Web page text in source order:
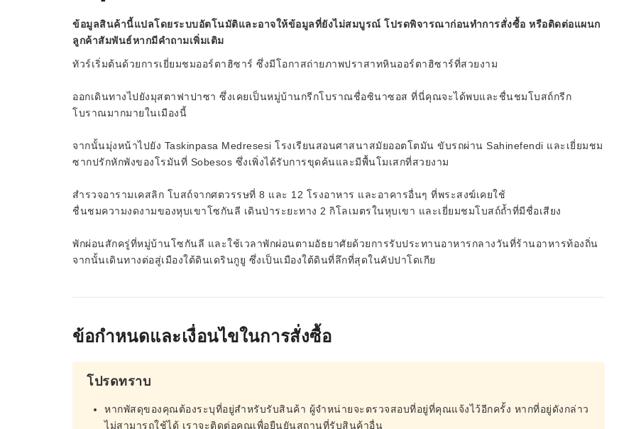
ข้อมูลสินค้านี้แปลโดยระบบอัตโนมัติและอาจให้ข้อมูลที่ยังไม่สมบูรณ์ โปรดพิจารณาก่อนทำการสั่งซื้อ หรือติดต่อแผนก
ลูกค้าสัมพันธ์หากมีคำถามเพิ่มเติม
ทัวร์เริ่มต้นด้วยการเยี่ยมชมออร์ตาฮิซาร์ ซึ่งมีโอกาสถ่ายภาพปราสาทหินออร์ตาฮิซาร์ที่สวยงาม
ออกเดินทางไปยังมุสตาฟาปาซา ซึ่งเคยเป็นหมู่บ้านกรีกโบราณชื่อซินาซอส ที่นี่คุณจะได้พบและชื่นชมโบสถ์กรีก
โบราณมากมายในเมืองนี้
จากนั้นมุ่งหน้าไปยัง Taskinpasa Medresesi โรงเรียนสอนศาสนาสมัยออตโตมัน ขับรถผ่าน Sahinefendi และเยี่ยมชม
ซากปรักหักพังของโรมันที่ Sobesos ซึ่งเพิ่งได้รับการขุดค้นและมีพื้นโมเสกที่สวยงาม
สำรวจอารามเคสลิก โบสถ์จากศตวรรษที่ 8 และ 12 โรงอาหาร และอาคารอื่นๆ ที่พระสงฆ์เคยใช้
ชื่นชมความงดงามของหุบเขาโซกันลี เดินป่าระยะทาง 2 กิโลเมตรในหุบเขา และเยี่ยมชมโบสถ์ถ้ำที่มีชื่อเสียง
พักผ่อนสักครู่ที่หมู่บ้านโซกันลี และใช้เวลาพักผ่อนตามอัธยาศัยด้วยการรับประทานอาหารกลางวันที่ร้านอาหารท้องถิ่น
จากนั้นเดินทางต่อสู่เมืองใต้ดินเดรินกูยู ซึ่งเป็นเมืองใต้ดินที่ลึกที่สุดในคัปปาโดเกีย
ข้อกำหนดและเงื่อนไขในการสั่งซื้อ
โปรดทราบ
หากพัสดุของคุณต้องระบุที่อยู่สำหรับรับสินค้า ผู้จำหน่ายจะตรวจสอบที่อยู่ที่คุณแจ้งไว้อีกครั้ง หากที่อยู่ดังกล่าว
ไม่สามารถใช้ได้ เราจะติดต่อคุณเพื่อยืนยันสถานที่รับสินค้าอื่น